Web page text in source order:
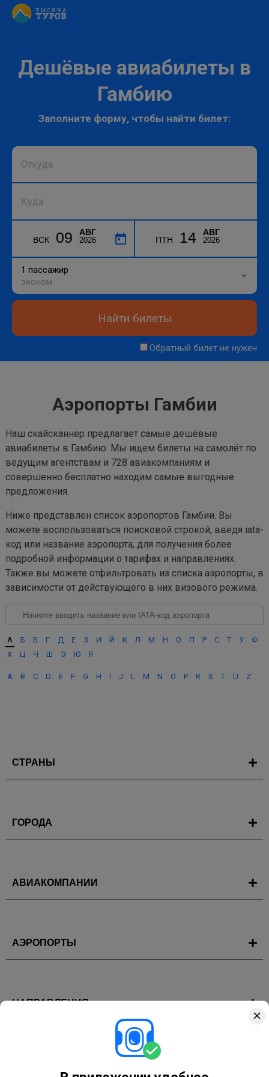
Дешёвые авиабилеты в
Гамбию
Заполните форму, чтобы найти билет:
ВСК 09 АВГ
2026 ПТН 14 АВГ
2026
1 пассажир
эконом
Найти билеты
Обратный билет не нужен
Аэропорты Гамбии
Наш скайсканнер предлагает самые дешёвые
авиабилеты в Гамбию. Мы ищем билеты на самолёт по
ведущим агентствам и 728 авиакомпаниям и
совершенно бесплатно находим самые выгодные
предложения.
Ниже представлен список аэропортов Гамбии. Вы
можете воспользоваться поисковой строкой, введя iata-
код или название аэропорта, для получения более
подробной информации о тарифах и направлениях.
Также вы можете отфильтровать из списка аэропорты, в
зависимости от действующего в них визового режима.
А Б В Г Д Е З И Й К Л М Н О П Р С Т У
Ф
Х
Ц Ч Ш Э Ю Я
A B C D E F G H I J L M N O P R S T U Z
СТРАНЫ
ГОРОДА
АВИАКОМПАНИИ
АЭРОПОРТЫ
НАПРАВЛЕНИЯ